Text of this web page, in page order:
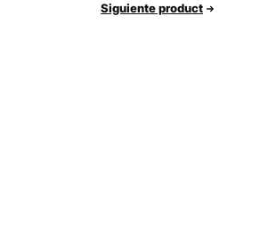
Siguiente product